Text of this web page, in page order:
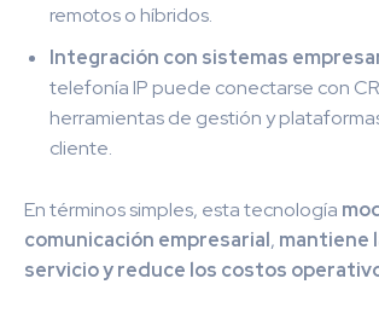
remotos o híbridos.
Integración con sistemas
telefonía IP puede conectarse con
herramientas de gestión y
cliente.
En términos simples, esta tecnología
comunicación empresarial, mantiene
servicioy reduce los costos